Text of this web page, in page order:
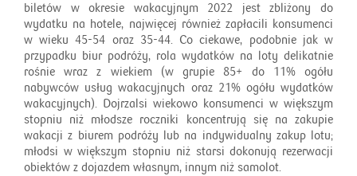
biletów w okresie wakacyjnym 2022 jest zbliżony do
wydatku na hotele, najwięcej również zapłacili konsumenci
w wieku 45-54 oraz 35-44. Co ciekawe, podobnie jak w
przypadku biur podróży, rola wydatków na loty delikatnie
rośnie wraz z wiekiem (w grupie 85+ do 11% ogółu
nabywców usług wakacyjnych oraz 21% ogółu wydatków
wakacyjnych). Dojrzalsi wiekowo konsumenci w większym
stopniu niż młodsze roczniki koncentrują się na zakupie
wakacji z biurem podróży lub na indywidualny zakup lotu;
młodsi w większym stopniu niż starsi dokonują rezerwacji
obiektów z dojazdem własnym, innym niż samolot.